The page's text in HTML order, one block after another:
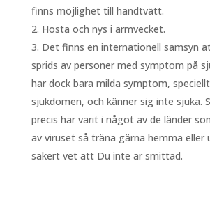
finns möjlighet till handtvätt.
Hosta och nys i armvecket.
Det finns en internationell samsyn
sprids av personer med symptom på
har dock bara milda symptom,
sjukdomen, och känner sig inte sjuka.
precis har varit i något av de länder
av viruset så träna gärna hemma eller
säkert vet att Du inte är smittad.